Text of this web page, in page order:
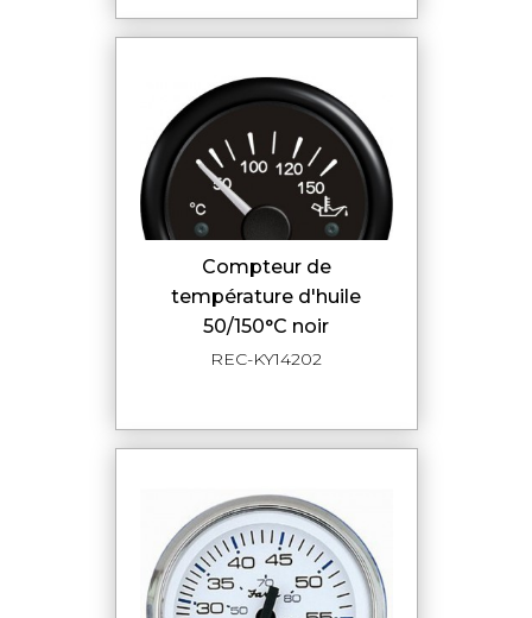
compteur de
température d'huile
50/150°C noir
REC-KY14202